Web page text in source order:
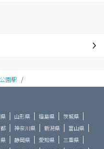
園駅 /
山形県 福島県
茨城県
神奈川県 新潟県
富山県
静岡県 愛知県
三重県